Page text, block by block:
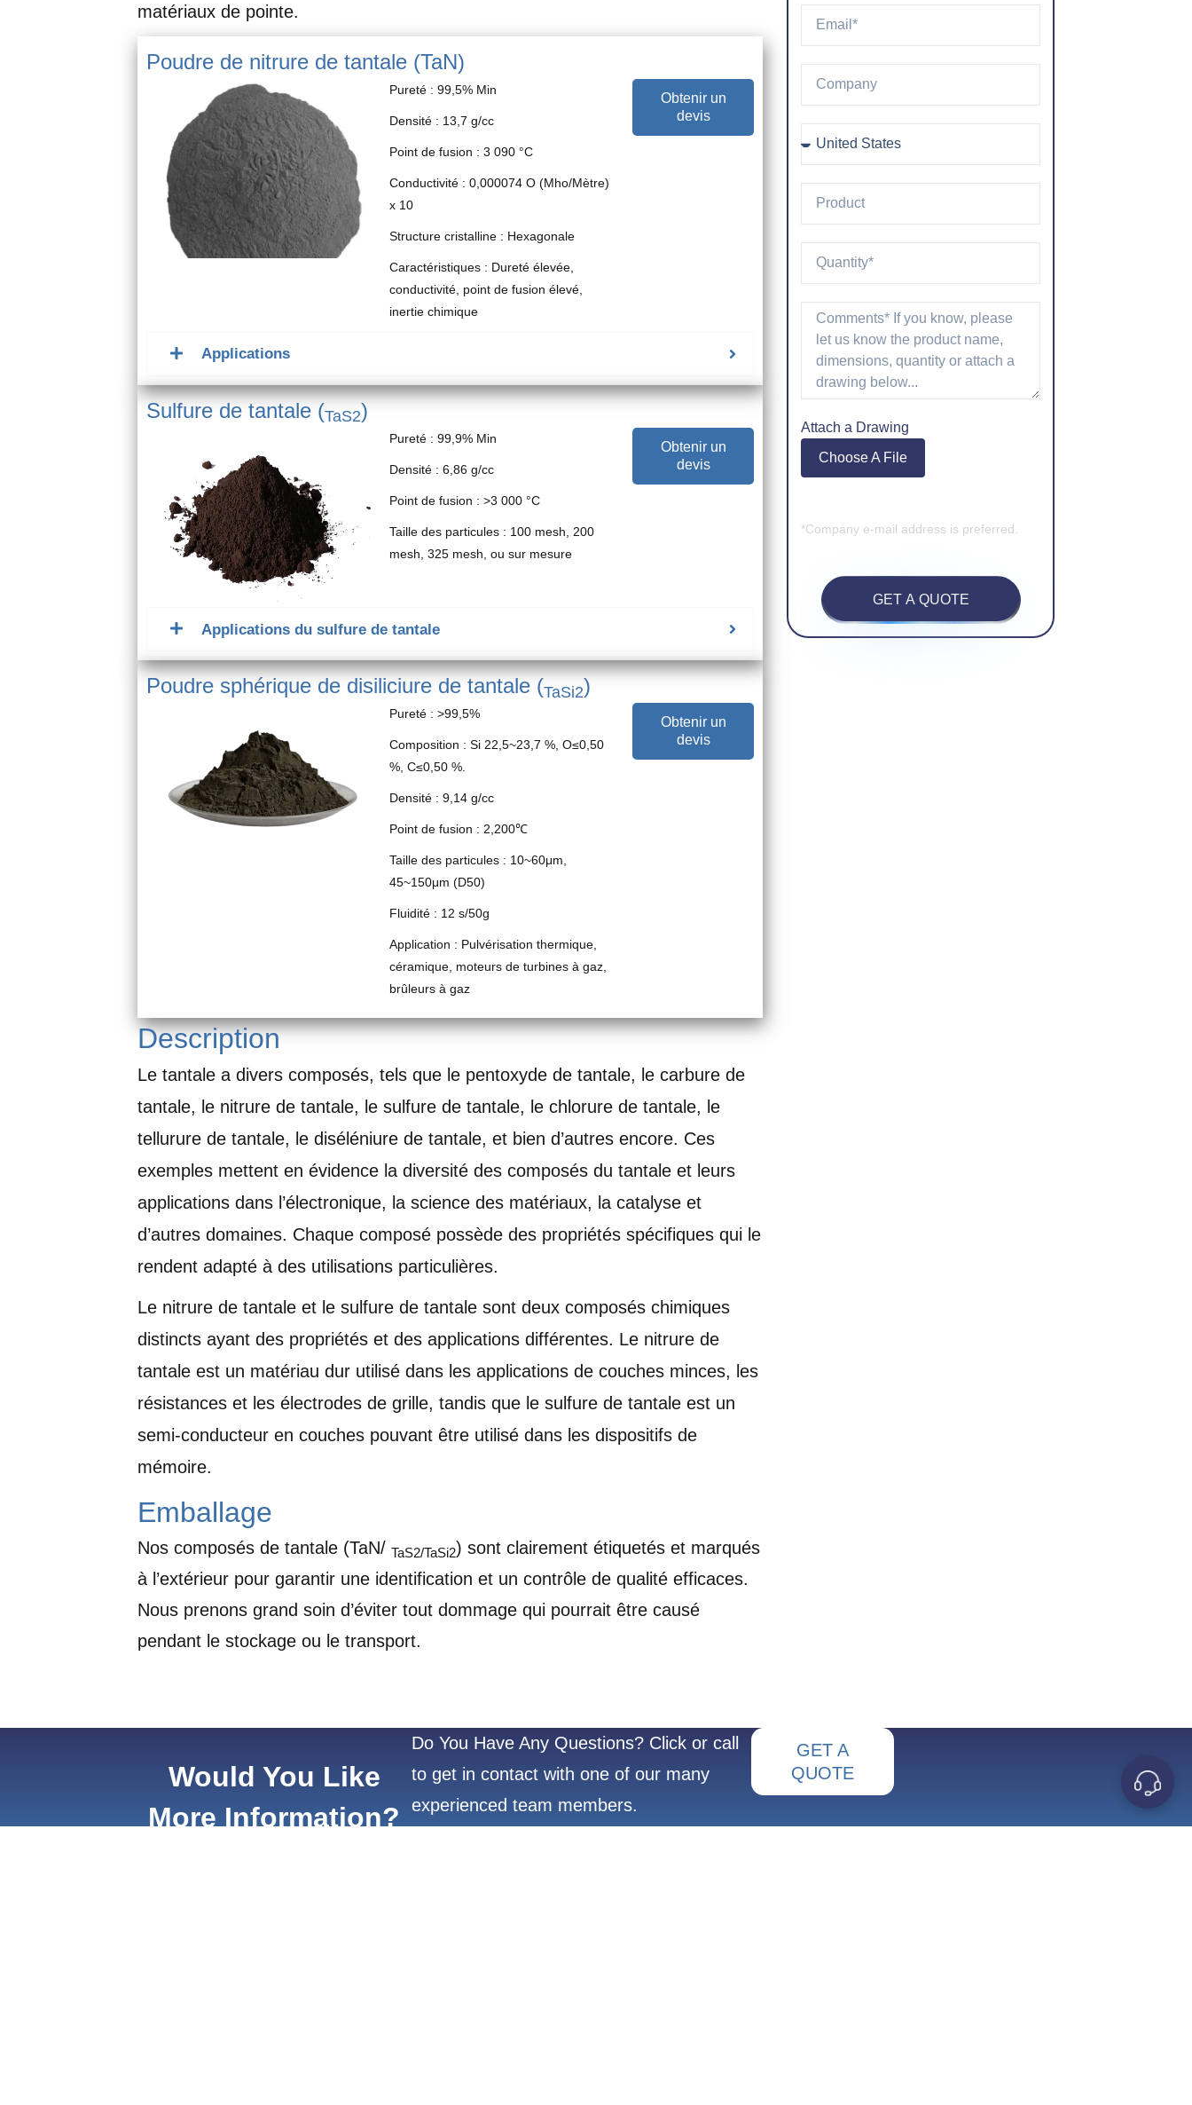
matériaux de pointe.
Poudre de nitrure de tantale (TaN)
Pureté : 99,5% Min
Densité : 13,7 g/cc
Point de fusion : 3 090 °C
Conductivité : 0,000074 O (Mho/Mètre)
x 10
Structure cristalline : Hexagonale
Caractéristiques : Dureté élevée,
conductivité, point de fusion élevé,
inertie chimique
Obtenir un
devis
Applications
Sulfure de tantale (TaS2)
Pureté : 99,9% Min
Densité : 6,86 g/cc
Point de fusion : >3 000 °C
Taille des particules : 100 mesh, 200
mesh, 325 mesh, ou sur mesure
Obtenir un
devis
Applications du sulfure de tantale
Poudre sphérique de disiliciure de tantale (TaSi2)
Pureté : >99,5%
Composition : Si 22,5~23,7 %, O≤0,50
%, C≤0,50 %.
Densité : 9,14 g/cc
Point de fusion : 2,200℃
Taille des particules : 10~60μm,
45~150μm (D50)
Fluidité : 12 s/50g
Application : Pulvérisation thermique,
céramique, moteurs de turbines à gaz,
brûleurs à gaz
Obtenir un
devis
Description
Le tantale a divers composés, tels que le pentoxyde de tantale, le carbure de
tantale, le nitrure de tantale, le sulfure de tantale, le chlorure de tantale, le
tellurure de tantale, le diséléniure de tantale, et bien d’autres encore. Ces
exemples mettent en évidence la diversité des composés du tantale et leurs
applications dans l’électronique, la science des matériaux, la catalyse et
d’autres domaines. Chaque composé possède des propriétés spécifiques qui le
rendent adapté à des utilisations particulières.
Le nitrure de tantale et le sulfure de tantale sont deux composés chimiques
distincts ayant des propriétés et des applications différentes. Le nitrure de
tantale est un matériau dur utilisé dans les applications de couches minces, les
résistances et les électrodes de grille, tandis que le sulfure de tantale est un
semi-conducteur en couches pouvant être utilisé dans les dispositifs de
mémoire.
Emballage
Nos composés de tantale (TaN/ TaS2/TaSi2) sont clairement étiquetés et marqués
à l’extérieur pour garantir une identification et un contrôle de qualité efficaces.
Nous prenons grand soin d’éviter tout dommage qui pourrait être causé
pendant le stockage ou le transport.
Attach a Drawing
Choose A File
*Company e-mail address is preferred.
GET A QUOTE
Would You Like
More Information?
Do You Have Any Questions? Click or call
to get in contact with one of our many
experienced team members.
GET A
QUOTE